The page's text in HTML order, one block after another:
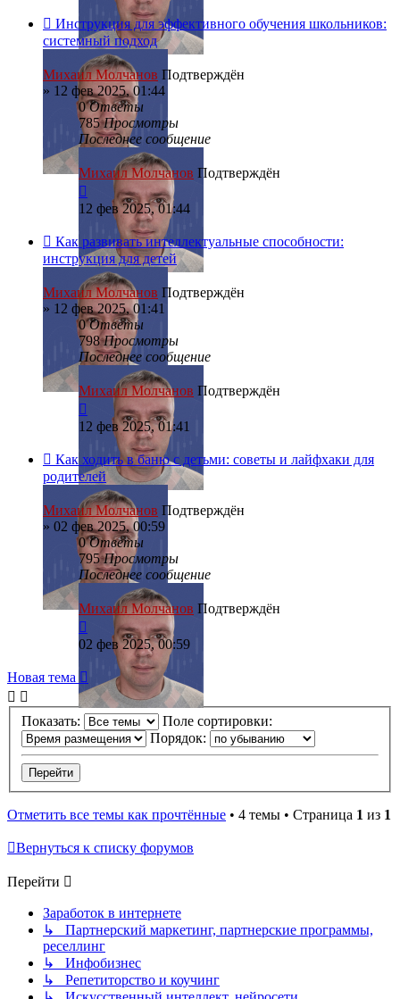
Инструкция для эффективного обучения школьников:
системный подход
Михаил Молчанов Подтверждён
» 12 фев 2025, 01:44
0Ответы
785Просмотры
Последнее сообщение
Михаил Молчанов Подтверждён
12 фев 2025, 01:44
Как развивать интеллектуальные способности:
инструкция для детей
Михаил Молчанов Подтверждён
» 12 фев 2025, 01:41
0Ответы
798Просмотры
Последнее сообщение
Михаил Молчанов Подтверждён
12 фев 2025, 01:41
Как ходить в баню с детьми: советы и лайфхаки для
родителей
Михаил Молчанов Подтверждён
» 02 фев 2025, 00:59
0Ответы
795Просмотры
Последнее сообщение
Михаил Молчанов Подтверждён
02 фев 2025, 00:59
Новая тема
Показать:
Поле сортировки:
Порядок:
Отметить все темы как прочтённые • 4 темы • Страница 1 из 1
Вернуться к списку форумов
Перейти
Заработок в интернете
↳ Партнерский маркетинг, партнерские программы,
реселлинг
↳ Инфобизнес
↳ Репетиторство и коучинг